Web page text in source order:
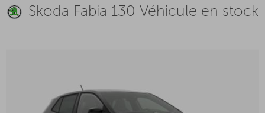
Skoda Fabia 130 Véhicule en stock